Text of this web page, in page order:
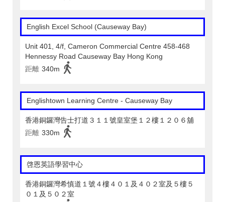
English Excel School (Causeway Bay)
Unit 401, 4/f, Cameron Commercial Centre 458-468
Hennessy Road Causeway Bay Hong Kong
距離 340m
Englishtown Learning Centre‎ - Causeway Bay
香港銅鑼灣告士打道３１１號皇室堡１２樓１２０６舖
距離 330m
啓恩英語學習中心
香港銅鑼灣希慎道１號４樓４０１及４０２室及５樓５
０１及５０２室